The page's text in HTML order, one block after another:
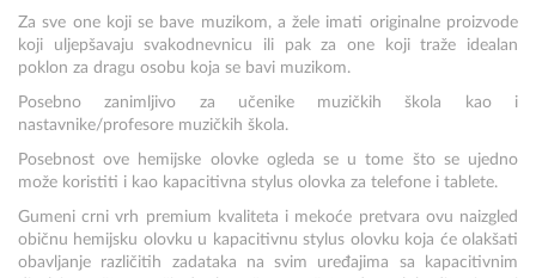
Za sve one koji se bave muzikom, a žele imati originalne proizvode
koji uljepšavaju svakodnevnicu ili pak za one koji traže idealan
poklon za dragu osobu koja se bavi muzikom.
Posebno zanimljivo za učenike muzičkih škola kao i
nastavnike/profesore muzičkih škola.
Posebnost ove hemijske olovke ogleda se u tome što se ujedno
može koristiti i kao kapacitivna stylus olovka za telefone i tablete.
Gumeni crni vrh premium kvaliteta i mekoće pretvara ovu naizgled
običnu hemijsku olovku u kapacitivnu stylus olovku koja će olakšati
obavljanje različitih zadataka na svim uređajima sa kapacitivnim